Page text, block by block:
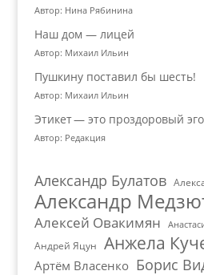
Автор: Нина Рябинина
Наш дом — лицей
Автор: Михаил Ильин
Пушкину поставил бы шесть!
Автор: Михаил Ильин
Этикет — это проздоровый
Автор: Редакция
Александр Булатов
Александр
Алексей Овакимян
Андрей Яцун Анжела
Артём Власенко Борис